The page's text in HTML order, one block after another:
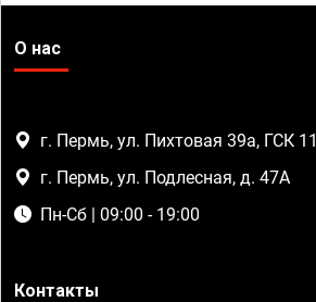
О нас
г. Пермь, ул. Пихтовая 39а, ГСК 11
г. Пермь, ул. Подлесная, д. 47А
Пн-Сб | 09:00 - 19:00
Контакты